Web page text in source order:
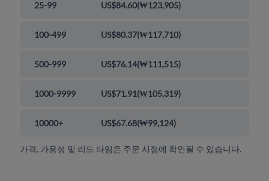
25-99 US$84.60(₩123,905)
100-499 US$80.37(₩117,710)
500-999 US$76.14(₩111,515)
1000-9999 US$71.91(₩105,319)
10000+ US$67.68(₩99,124)
가격, 가용성 및 리드 타임은 주문 시점에 확인될 수 있습니다.